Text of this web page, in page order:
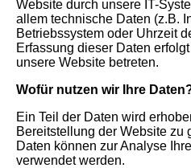
Website durch unsere IT-
allem technische Daten (z.B.
Betriebssystem oder Uhrzeit
Erfassung dieser Daten
unsere Website betreten.
Wofür nutzen wir Ihre
Ein Teil der Daten wird
Bereitstellung der Website zu
Daten können zur Analyse
verwendet werden.